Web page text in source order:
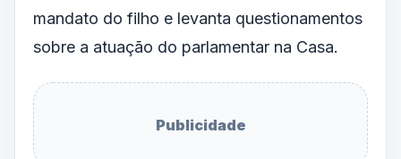
mandato do filho e levanta questionamentos
sobre a atuação do parlamentar na Casa.
Publicidade